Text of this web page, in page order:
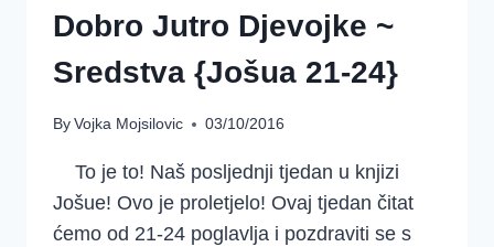
Dobro Jutro Djevojke ~
Sredstva {Jošua 21-24}
ByVojka Mojsilovic 03/10/2016
To je to! Naš posljednji tjedan u knjizi
Jošue! Ovo je proletjelo! Ovaj tjedan čitat
ćemo od 21-24 poglavlja i pozdraviti se s